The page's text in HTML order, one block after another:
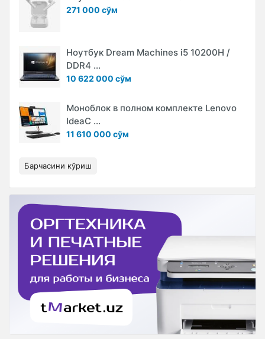
271 000 сўм
Ноутбук Dream Machines i5 10200H /
DDR4 ...
10 622 000 сўм
Моноблок в полном комплекте Lenovo
IdeaC ...
11 610 000 сўм
Барчасини кўриш